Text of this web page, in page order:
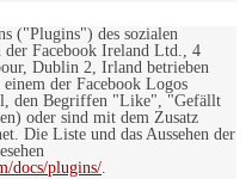
("Plugins") des sozialen
der Facebook Ireland Ltd., 4
Dublin 2, Irland betrieben
der Facebook Logos
den Begriffen "Like", "Gefällt
oder sind mit dem Zusatz
Die Liste und das Aussehen der
docs/plugins/.